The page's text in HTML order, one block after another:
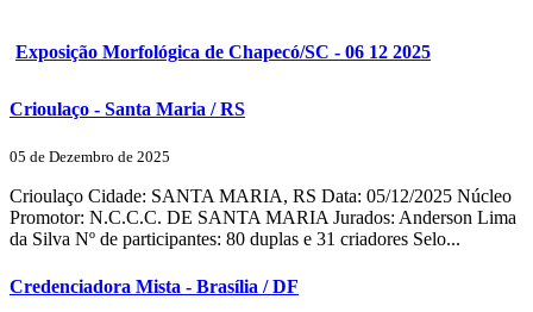
Exposição Morfológica de Chapecó/SC - 06 12 2025
Crioulaço - Santa Maria / RS
05 de Dezembro de 2025
Crioulaço Cidade: SANTA MARIA, RS Data: 05/12/2025 Núcleo
Promotor: N.C.C.C. DE SANTA MARIA Jurados: Anderson Lima
da Silva Nº de participantes: 80 duplas e 31 criadores Selo...
Credenciadora Mista - Brasília / DF